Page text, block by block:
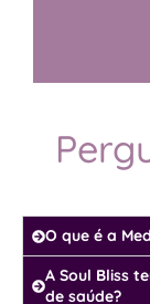
O que é a
A Soul Bliss
de saúde?